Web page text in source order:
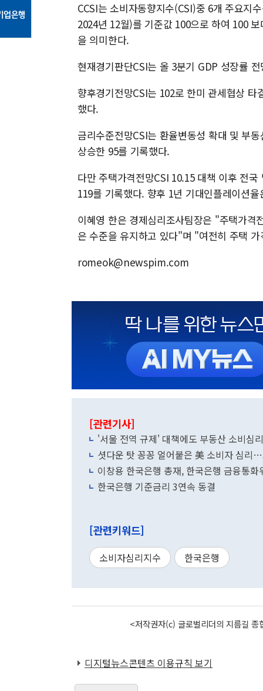
CCSI는 소비자동향지수(CSI)중 6개 주요지
2024년 12월)를 기준값 100으로 하여 100
을 의미한다.
현재경기판단CSI는 올 3분기 GDP 성장률
향후경기전망CSI는 102로 한미 관세협상
했다.
금리수준전망CSI는 환율변동성 확대 및 부
상승한 95를 기록했다.
다만 주택가격전망CSI 10.15 대책 이후 전
119를 기록했다. 향후 1년 기대인플레이션
이혜영 한은 경제심리조사팀장은 "주택가격
은 수준을 유지하고 있다"며 "여전히 주택
romeok@newspim.com
[관련기사]
'서울 전역 규제' 대책에도 부동산 소비
셧다운 탓 꽁꽁 얼어붙은 美 소비자 심리
이창용 한국은행 총재, 한국은행 금융통화
한국은행 기준금리 3연속 동결
[관련키워드]
소비자심리지수 한국은행
<저작권자(c) 글로벌리더의 지름길
디지털뉴스콘텐츠 이용규칙 보기